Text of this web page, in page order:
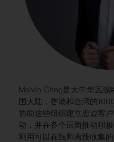
Melvin Chng是大中华区战
国大陆，香港和台湾的
协助这些组织建立忠诚客
动，并在各个层面推动积
利用可以在线和离线收集